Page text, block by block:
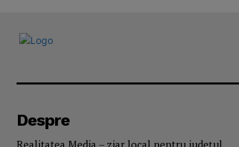
Despre
Realitatea Media – ziar local pentru județul